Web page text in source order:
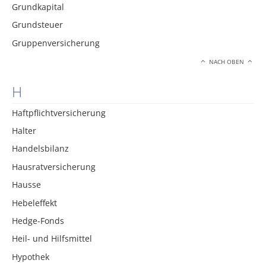
Grundkapital
Grundsteuer
Gruppenversicherung
NACH OBEN
H
Haftpflichtversicherung
Halter
Handelsbilanz
Hausratversicherung
Hausse
Hebeleffekt
Hedge-Fonds
Heil- und Hilfsmittel
Hypothek